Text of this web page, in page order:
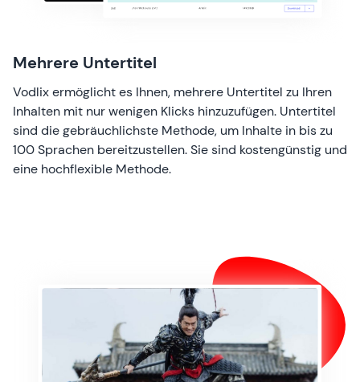
Mehrere Untertitel
Vodlix ermöglicht es Ihnen, mehrere Untertitel zu Ihren
Inhalten mit nur wenigen Klicks hinzuzufügen. Untertitel
sind die gebräuchlichste Methode, um Inhalte in bis zu
100 Sprachen bereitzustellen. Sie sind kostengünstig und
eine hochflexible Methode.